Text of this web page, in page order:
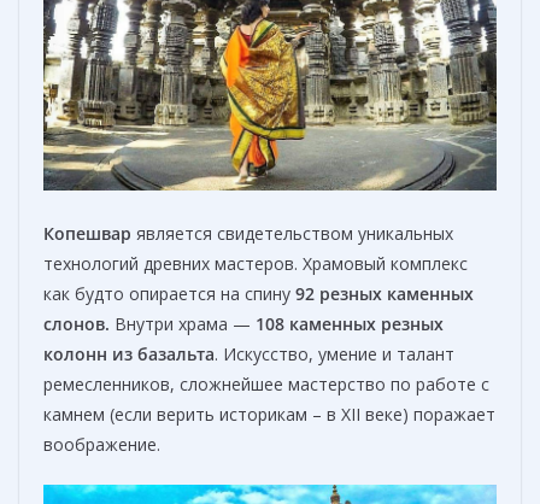
Копешвар является свидетельством уникальных
технологий древних мастеров. Храмовый комплекс
как будто опирается на спину 92 резных каменных
слонов. Внутри храма — 108 каменных резных
колонн из базальта. Искусство, умение и талант
ремесленников, сложнейшее мастерство по работе с
камнем (если верить историкам – в XII веке) поражает
воображение.